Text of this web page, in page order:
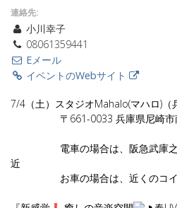
連絡先:
小川幸子
08061359441
Eメール
イベントのWebサイト
7/4（土）スタジオMahalo(マハロ)（
〒661-0033 兵庫県尼崎市南
電車の場合は、阪急武庫之荘
近
お車の場合は、近くのコイ